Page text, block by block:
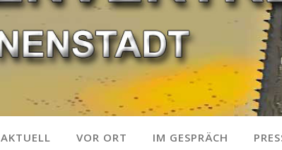
AKTUELL VOR ORT IM GESPRÄCH